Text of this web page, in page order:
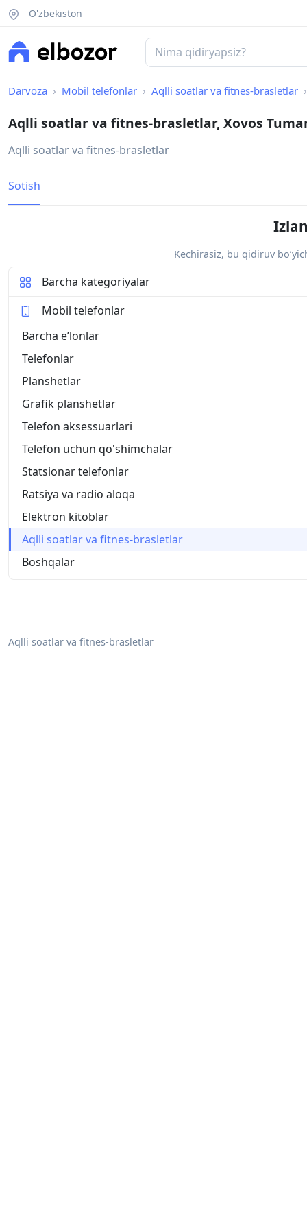
O'zbekiston
Darvoza Mobil telefonlar Aqlli soatlar va fitnes-brasletlar
Aqlli soatlar va fitnes-brasletlar, Xovos
Aqlli soatlar va fitnes-brasletlar
Sotish
Kechirasiz, bu qidiruv
Barcha kategoriyalar
Mobil telefonlar
Barcha eʼlonlar
Telefonlar
Planshetlar
Grafik planshetlar
Telefon aksessuarlari
Telefon uchun qo'shimchalar
Statsionar telefonlar
Ratsiya va radio aloqa
Elektron kitoblar
Aqlli soatlar va fitnes-brasletlar
Boshqalar
Aqlli soatlar va fitnes-brasletlar